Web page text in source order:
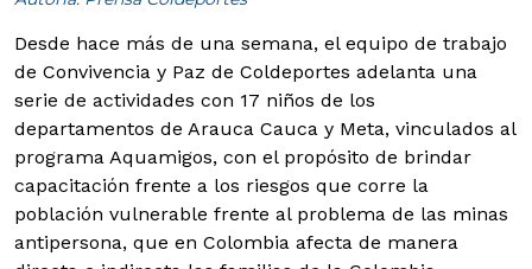
Desde hace más de una semana, el equipo de trabajo
de Convivencia y Paz de Coldeportes adelanta una
serie de actividades con 17 niños de los
departamentos de Arauca Cauca y Meta, vinculados al
programa Aquamigos, con el propósito de brindar
capacitación frente a los riesgos que corre la
población vulnerable frente al problema de las minas
antipersona, que en Colombia afecta de manera